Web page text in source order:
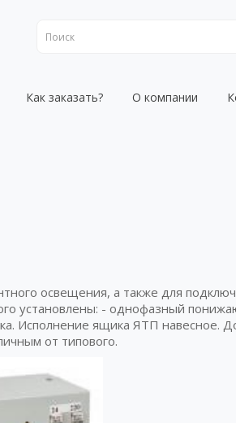
Как заказать? О компании
освещения, а также для
установлены: - однофазный
Исполнение ящика ЯТП навесное.
от типового.